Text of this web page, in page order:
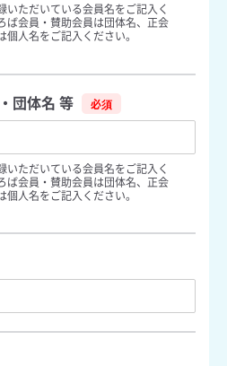
いただいている会員名をご記入く
ば会員・賛助会員は団体名、正会
人名をご記入ください。
団体名 等
いただいている会員名をご記入く
ば会員・賛助会員は団体名、正会
人名をご記入ください。